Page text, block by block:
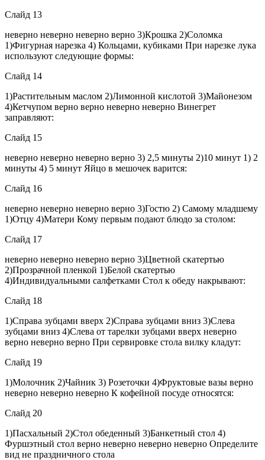
Слайд 13
неверно неверно неверно верно 3)Крошка 2)Соломка
1)Фигурная нарезка 4) Кольцами, кубиками При нарезке лука
используют следующие формы:
Слайд 14
1)Растительным маслом 2)Лимонной кислотой 3)Майонезом
4)Кетчупом верно верно неверно неверно Винегрет
заправляют:
Слайд 15
неверно неверно неверно верно 3) 2,5 минуты 2)10 минут 1) 2
минуты 4) 5 минут Яйцо в мешочек варится:
Слайд 16
неверно неверно неверно верно 3)Гостю 2) Самому младшему
1)Отцу 4)Матери Кому первым подают блюдо за столом:
Слайд 17
неверно неверно неверно верно 3)Цветной скатертью
2)Прозрачной пленкой 1)Белой скатертью
4)Индивидуальными салфетками Стол к обеду накрывают:
Слайд 18
1)Справа зубцами вверх 2)Справа зубцами вниз 3)Слева
зубцами вниз 4)Слева от тарелки зубцами вверх неверно
верно неверно верно При сервировке стола вилку кладут:
Слайд 19
1)Молочник 2)Чайник 3) Розеточки 4)Фруктовые вазы верно
неверно неверно неверно К кофейной посуде относятся:
Слайд 20
1)Пасхальный 2)Стол обеденный 3)Банкетный стол 4)
Фуршэтный стол верно неверно неверно неверно Определите
вид не праздничного стола